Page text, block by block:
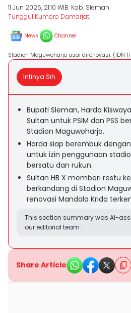
11 Jun 2025, 21:10 WIB Kab. Sleman
Tunggul Kumoro Damarjati
News Channel
Stadion Maguwoharjo usai direnovasi. (IDN
Intinya Sih
Bupati Sleman, Harda
Sultan untuk PSIM dan PSS
Stadion Maguwoharjo.
Harda siap berembuk
untuk izin penggunaan
bersatu dan rukun.
Sultan HB X memberi restu
berkandang di Stadion
renovasi Mandala Krida
This section summary was AI-
our editorial team.
Share Article